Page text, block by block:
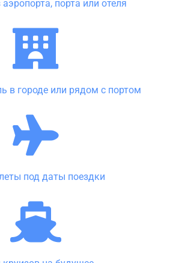
порта или отеля
в городе или рядом с портом
под даты поездки